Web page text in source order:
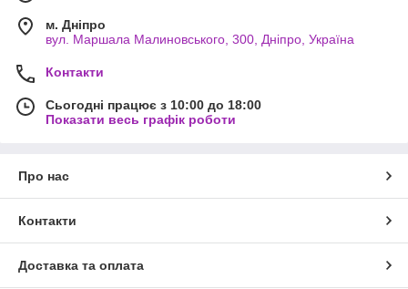
м. Дніпро
вул. Маршала Малиновського, 300, Дніпро, Україна
Контакти
Сьогодні працює з 10:00 до 18:00
Показати весь графік роботи
Про нас
Контакти
Доставка та оплата